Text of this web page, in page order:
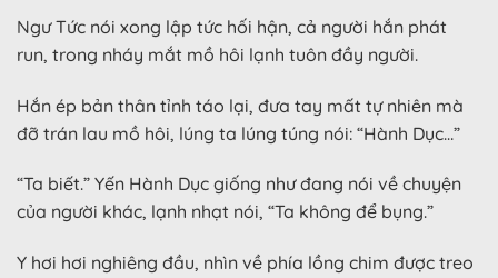
Ngư Tức nói xong lập tức hối hận, cả người hắn phát
run, trong nháy mắt mồ hôi lạnh tuôn đầy người.
Hắn ép bản thân tỉnh táo lại, đưa tay mất tự nhiên mà
đỡ trán lau mồ hôi, lúng ta lúng túng nói: “Hành Dục…”
“Ta biết.” Yến Hành Dục giống như đang nói về chuyện
của người khác, lạnh nhạt nói, “Ta không để bụng.”
Y hơi hơi nghiêng đầu, nhìn về phía lồng chim được treo